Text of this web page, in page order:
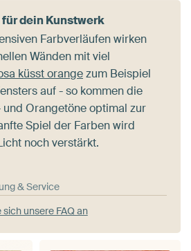
dein Kunstwerk
Farbverläufen wirken
Wänden mit viel
küsst orangezum Beispiel
auf - so kommen die
und Orangetöne optimal zur
Spiel der Farben wird
noch verstärkt.
& Service
sich unsere FAQ an